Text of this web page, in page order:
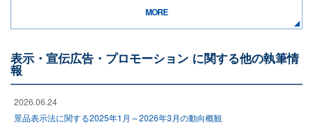
MORE
表示・宣伝広告・プロモーション に関する他の執筆情
報
2026.06.24
景品表示法に関する2025年1月～2026年3月の動向概観